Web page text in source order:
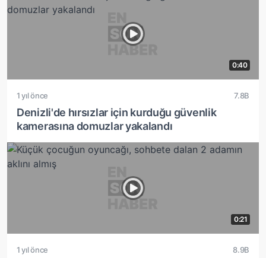
0:40
1 yıl önce 7.8B
Denizli'de hırsızlar için kurduğu güvenlik
kamerasına domuzlar yakalandı
0:21
1 yıl önce 8.9B